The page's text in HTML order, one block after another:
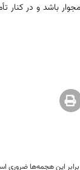
باشد و در کنار
این هجمه‌ها ضروری